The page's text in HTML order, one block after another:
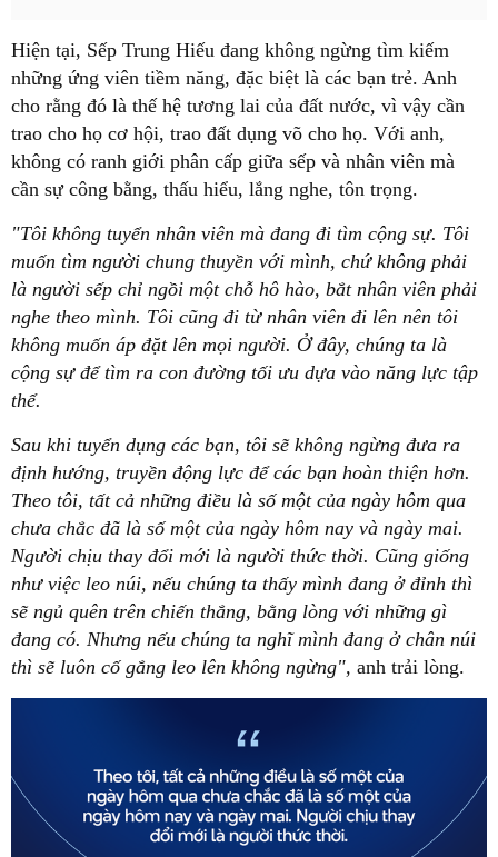
Hiện tại, Sếp Trung Hiếu đang không ngừng tìm kiếm
những ứng viên tiềm năng, đặc biệt là các bạn trẻ. Anh
cho rằng đó là thế hệ tương lai của đất nước, vì vậy cần
trao cho họ cơ hội, trao đất dụng võ cho họ. Với anh,
không có ranh giới phân cấp giữa sếp và nhân viên mà
cần sự công bằng, thấu hiểu, lắng nghe, tôn trọng.
"Tôi không tuyển nhân viên mà đang đi tìm cộng sự. Tôi
muốn tìm người chung thuyền với mình, chứ không phải
là người sếp chỉ ngồi một chỗ hô hào, bắt nhân viên phải
nghe theo mình. Tôi cũng đi từ nhân viên đi lên nên tôi
không muốn áp đặt lên mọi người. Ở đây, chúng ta là
cộng sự để tìm ra con đường tối ưu dựa vào năng lực tập
thể.
Sau khi tuyển dụng các bạn, tôi sẽ không ngừng đưa ra
định hướng, truyền động lực để các bạn hoàn thiện hơn.
Theo tôi, tất cả những điều là số một của ngày hôm qua
chưa chắc đã là số một của ngày hôm nay và ngày mai.
Người chịu thay đổi mới là người thức thời. Cũng giống
như việc leo núi, nếu chúng ta thấy mình đang ở đỉnh thì
sẽ ngủ quên trên chiến thắng, bằng lòng với những gì
đang có. Nhưng nếu chúng ta nghĩ mình đang ở chân núi
thì sẽ luôn cố gắng leo lên không ngừng", anh trải lòng.